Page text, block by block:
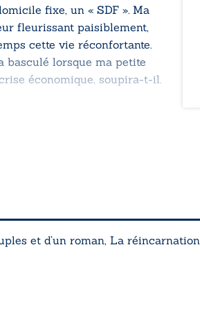
fixe, un « SDF ». Ma
fleurissant paisiblement,
cette vie réconfortante.
basculé lorsque ma petite
économique, soupira-t-il.
et d’un roman, La réincarnation